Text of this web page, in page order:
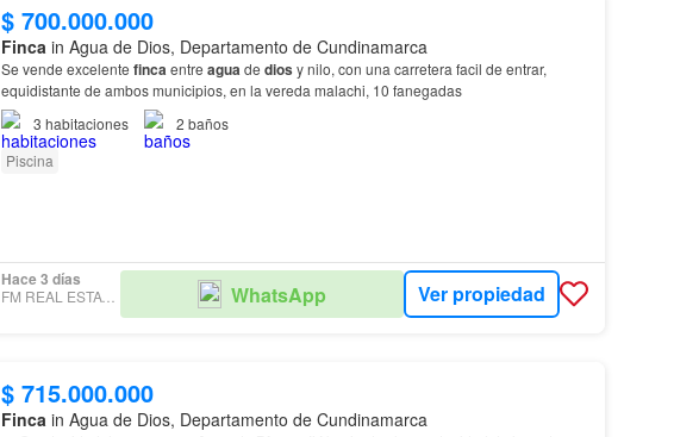
$ 700.000.000
Finca in Agua de Dios, Departamento de Cundinamarca
Se vende excelente fincaentre aguade dios y nilo, con una carretera facil de entrar,
equidistante de ambos municipios, en la vereda malachi, 10 fanegadas
3 habitaciones 2 baños
Piscina
Hace 3 días
FM REAL ESTATE SAS WhatsApp Ver propiedad
$ 715.000.000
Finca in Agua de Dios, Departamento de Cundinamarca